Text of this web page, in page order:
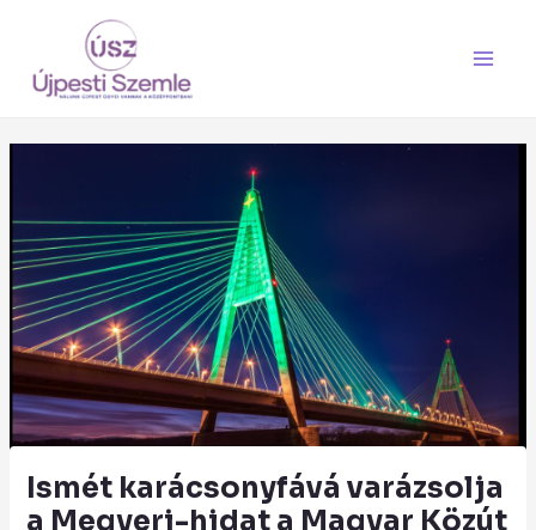
content
Ismét karácsonyfává varázsolja
a Megyeri-hidat a Magyar Közút